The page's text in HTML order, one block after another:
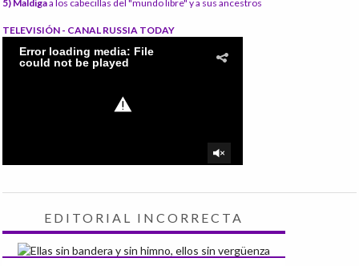
5) Maldigaa los cabecillas del "mundo libre" y a sus ancestros
TELEVISIÓN - CANAL RUSSIA TODAY
EDITORIAL INCORRECTA